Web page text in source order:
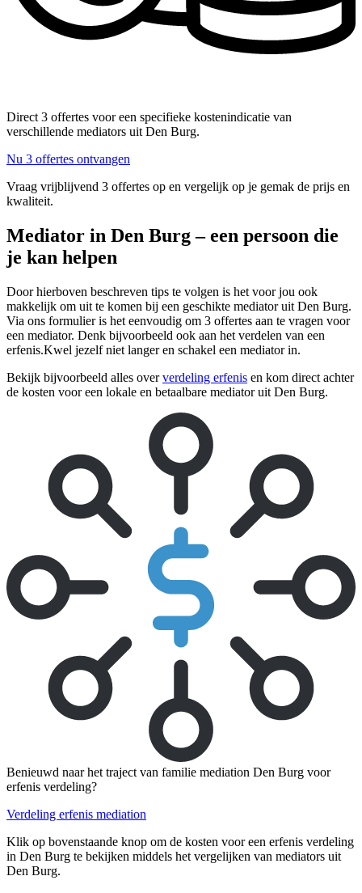
Direct 3 offertes voor een specifieke kostenindicatie van
verschillende mediators uit Den Burg.
Nu 3 offertes ontvangen
Vraag vrijblijvend 3 offertes op en vergelijk op je gemak de prijs en
kwaliteit.
Mediator in Den Burg – een persoon die
je kan helpen
Door hierboven beschreven tips te volgen is het voor jou ook
makkelijk om uit te komen bij een geschikte mediator uit Den Burg.
Via ons formulier is het eenvoudig om 3 offertes aan te vragen voor
een mediator. Denk bijvoorbeeld ook aan het verdelen van een
erfenis.Kwel jezelf niet langer en schakel een mediator in.
Bekijk bijvoorbeeld alles oververdeling erfenis en kom direct achter
de kosten voor een lokale en betaalbare mediator uit Den Burg.
Benieuwd naar het traject van familie mediation Den Burg voor
erfenis verdeling?
Verdeling erfenis mediation
Klik op bovenstaande knop om de kosten voor een erfenis verdeling
in Den Burg te bekijken middels het vergelijken van mediators uit
Den Burg.